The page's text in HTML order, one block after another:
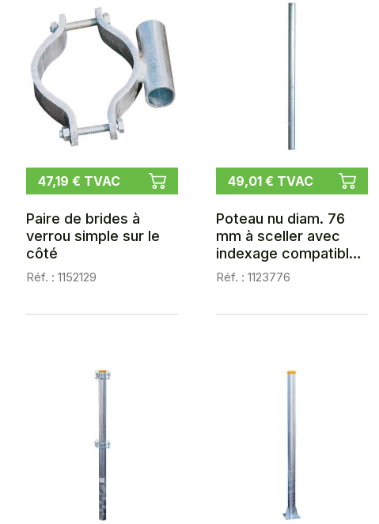
47,19 € TVAC
Paire de brides à
verrou simple sur le
côté
Réf. : 1152129
49,01 € TVAC
Poteau nu diam. 76
mm à sceller avec
indexage compatible
douille PE
Réf. : 1123776